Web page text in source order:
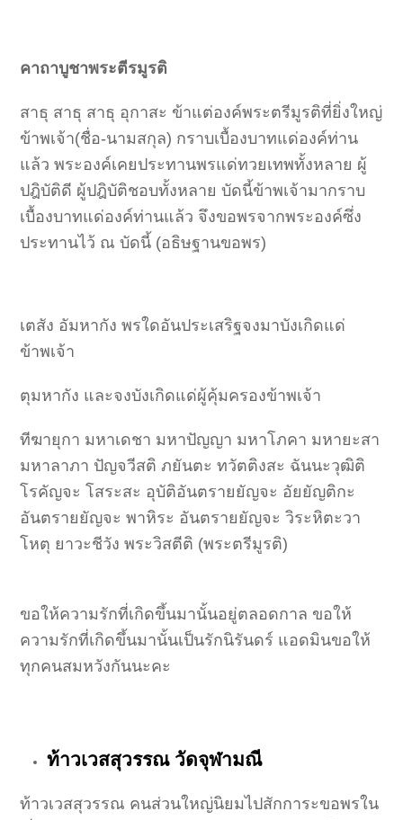
คาถาบูชาพระตีรมูรติ
สาธุ สาธุ สาธุ อุกาสะ ข้าแต่องค์พระตรีมูรติที่ยิ่งใหญ่
ข้าพเจ้า(ชื่อ-นามสกุล) กราบเบื้องบาทแด่องค์ท่าน
แล้ว พระองค์เคยประทานพรแด่ทวยเทพทั้งหลาย ผู้
ปฎิบัติดี ผู้ปฎิบัติชอบทั้งหลาย บัดนี้ข้าพเจ้ามากราบ
เบื้องบาทแด่องค์ท่านแล้ว จึงขอพรจากพระองค์ซึ่ง
ประทานไว้ ณ บัดนี้ (อธิษฐานขอพร)
เตสัง อัมหากัง พรใดอันประเสริฐจงมาบังเกิดแด่
ข้าพเจ้า
ตุมหากัง และจงบังเกิดแด่ผู้คุ้มครองข้าพเจ้า
ทีฆายุกา มหาเดชา มหาปัญญา มหาโภคา มหายะสา
มหาลาภา ปัญจวีสติ ภยันตะ ทวัตติงสะ ฉันนะวุฒิติ
โรคัญจะ โสระสะ อุบัติอันตรายยัญจะ อัยยัญติกะ
อันตรายยัญจะ พาหิระ อันตรายยัญจะ วิระหิตะวา
โหตุ ยาวะชีวัง พระวิสตีติ (พระตรีมูรติ)
ขอให้ความรักที่เกิดขึ้นมานั้นอยู่ตลอดกาล ขอให้
ความรักที่เกิดขึ้นมานั้นเป็นรักนิรันดร์ แอดมินขอให้
ทุกคนสมหวังกันนะคะ
ท้าวเวสสุวรรณ วัดจุฬามณี
ท้าวเวสสุวรรณ คนส่วนใหญ่นิยมไปสักการะขอพรใน